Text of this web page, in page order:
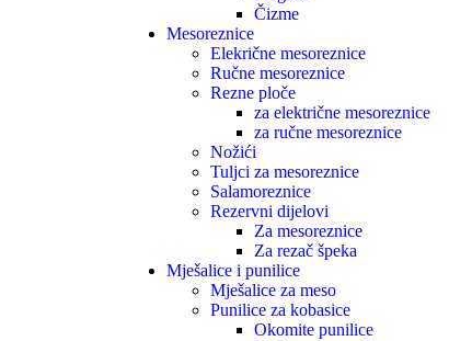
Čizme
Mesoreznice
Elekrične mesoreznice
Ručne mesoreznice
Rezne ploče
za električne mesoreznice
za ručne mesoreznice
Nožići
Tuljci za mesoreznice
Salamoreznice
Rezervni dijelovi
Za mesoreznice
Za rezač špeka
Mješalice i punilice
Mješalice za meso
Punilice za kobasice
Okomite punilice